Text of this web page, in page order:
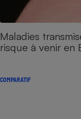
Maladies
risque à venir en
COMPARATIF